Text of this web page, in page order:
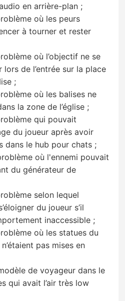
en arrière-plan ;
où les peurs
à tourner et rester
où l’objectif ne se
de l’entrée sur la place
;
où les balises ne
la zone de l’église ;
qui pouvait
du joueur après avoir
dans le hub pour chats ;
où l'ennemi pouvait
du générateur de
selon lequel
du joueur s’il
inaccessible ;
où les statues du
pas mises en
de voyageur dans le
qui avait l’air très low